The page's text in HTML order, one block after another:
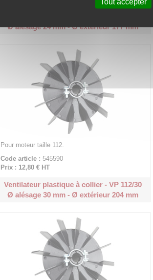
Ø alésage 24 mm - Ø extérieur 177 mm
Pour moteur taille 112.
Code article : 545590
Prix : 12,80 € HT
Ventilateur plastique à collier - VP 112/30
Ø alésage 30 mm - Ø extérieur 204 mm